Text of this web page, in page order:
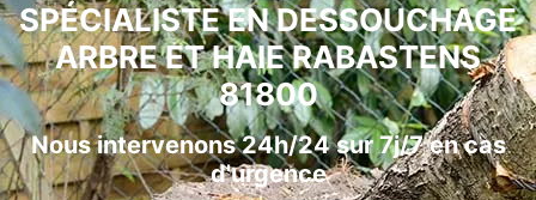
SPÉCIALISTE EN DESSOUCHAGE
ARBRE ET HAIE RABASTENS
81800
Nous intervenons 24h/24 sur 7j/7 en cas
d'urgence